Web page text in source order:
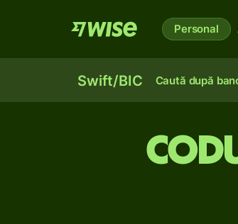
Personal
Swift/BIC Caută după